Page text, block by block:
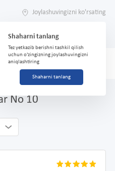
Joylashuvingizni ko'rsating
Shaharni tanlang
Tez yetkazib berishni tashkil qilish
uchun o'zingizning joylashuvingizni
aniqlashtiring
Shaharni tanlang
Medonil, 100
No 10